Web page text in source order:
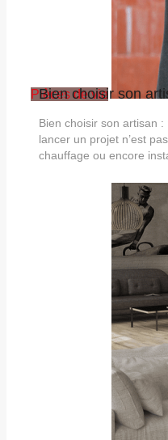
Pièces de vie
Bien choisir son
Bien choisir son artisan
lancer un projet n’est
chauffage ou encore